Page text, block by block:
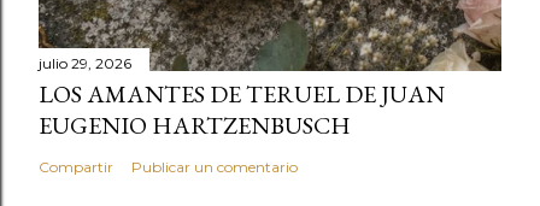
julio 29, 2026
LOS AMANTES DE TERUEL DE JUAN
EUGENIO HARTZENBUSCH
Compartir Publicar un comentario